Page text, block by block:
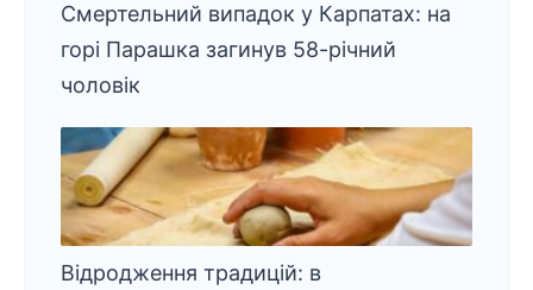
Смертельний випадок у Карпатах: на
горі Парашка загинув 58-річний
чоловік
Відродження традицій: в